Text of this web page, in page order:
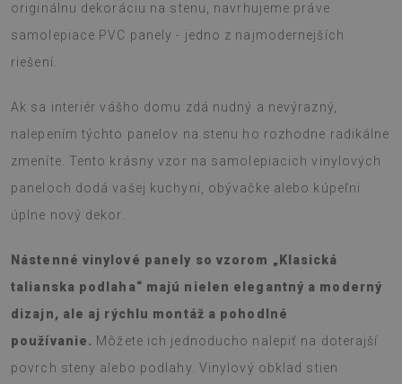
originálnu dekoráciu na stenu, navrhujeme práve
samolepiace PVC panely - jedno z najmodernejších
riešení.
Ak sa interiér vášho domu zdá nudný a nevýrazný,
nalepením týchto panelov na stenu ho rozhodne radikálne
zmeníte. Tento krásny vzor na samolepiacich vinylových
paneloch dodá vašej kuchyni, obývačke alebo kúpeľni
úplne nový dekor.
Nástenné vinylové panely so vzorom „Klasická
talianska podlaha“ majú nielen elegantný a moderný
dizajn, ale aj rýchlu montáž a pohodlné
používanie. Môžete ich jednoducho nalepiť na doterajší
povrch steny alebo podlahy. Vinylový obklad stien